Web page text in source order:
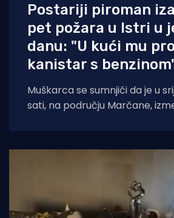
Postariji piroman
pet požara u Istri u
danu: "U kući mu
kanistar s
Muškarca se sumnjiči da je u
sati, na području Marčane,